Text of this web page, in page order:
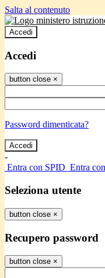
Salta al contenuto
Accedi
Accedi
button close ×
Password dimenticata?
-
Entra con SPID Entra
Seleziona utente
button close ×
Recupero password
button close ×